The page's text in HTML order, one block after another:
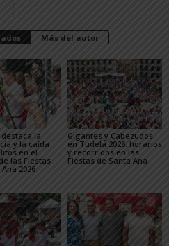
Más del autor
la
y la caída
en el
las Fiestas
2026
Gigantes y Cabezudos
en Tudela 2026: horarios
y recorridos en las
Fiestas de Santa Ana